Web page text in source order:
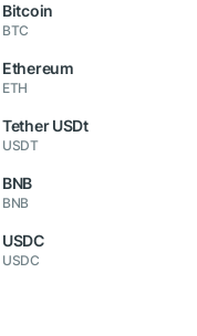
Bitcoin
BTC
Ethereum
ETH
Tether USDt
USDT
BNB
BNB
USDC
USDC